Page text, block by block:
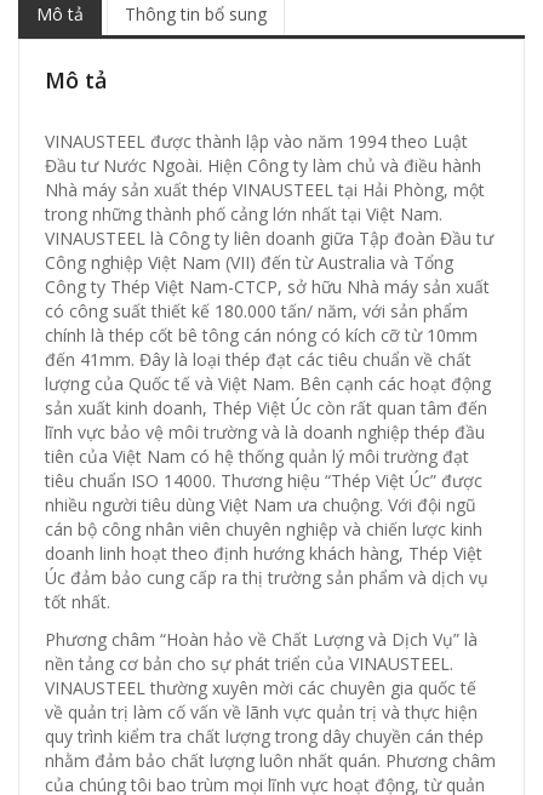
Mô tả Thông tin bổ sung
Mô tả
VINAUSTEEL được thành lập vào năm 1994 theo Luật
Đầu tư Nước Ngoài. Hiện Công ty làm chủ và điều hành
Nhà máy sản xuất thép VINAUSTEEL tại Hải Phòng, một
trong những thành phố cảng lớn nhất tại Việt Nam.
VINAUSTEEL là Công ty liên doanh giữa Tập đoàn Đầu tư
Công nghiệp Việt Nam (VII) đến từ Australia và Tổng
Công ty Thép Việt Nam-CTCP, sở hữu Nhà máy sản xuất
có công suất thiết kế 180.000 tấn/ năm, với sản phẩm
chính là thép cốt bê tông cán nóng có kích cỡ từ 10mm
đến 41mm. Đây là loại thép đạt các tiêu chuẩn về chất
lượng của Quốc tế và Việt Nam. Bên cạnh các hoạt động
sản xuất kinh doanh, Thép Việt Úc còn rất quan tâm đến
lĩnh vực bảo vệ môi trường và là doanh nghiệp thép đầu
tiên của Việt Nam có hệ thống quản lý môi trường đạt
tiêu chuẩn ISO 14000. Thương hiệu “Thép Việt Úc” được
nhiều người tiêu dùng Việt Nam ưa chuộng. Với đội ngũ
cán bộ công nhân viên chuyên nghiệp và chiến lược kinh
doanh linh hoạt theo định hướng khách hàng, Thép Việt
Úc đảm bảo cung cấp ra thị trường sản phẩm và dịch vụ
tốt nhất.
Phương châm “Hoàn hảo về Chất Lượng và Dịch Vụ” là
nền tảng cơ bản cho sự phát triển của VINAUSTEEL.
VINAUSTEEL thường xuyên mời các chuyên gia quốc tế
về quản trị làm cố vấn về lãnh vực quản trị và thực hiện
quy trình kiểm tra chất lượng trong dây chuyền cán thép
nhằm đảm bảo chất lượng luôn nhất quán. Phương châm
của chúng tôi bao trùm mọi lĩnh vực hoạt động, từ quản